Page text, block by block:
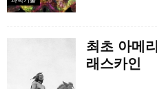
최초 아메
래스카인